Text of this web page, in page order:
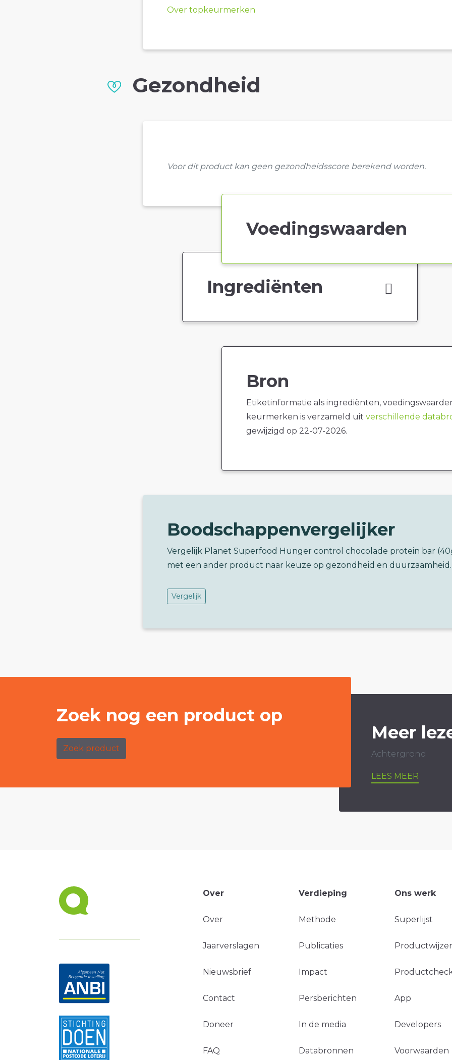
Over topkeurmerken
Gezondheid
Voor dit product kan geen gezondheidsscore berekend worden.
Voedingswaarden
Ingrediënten
Bron
Etiketinformatie als ingrediënten,
keurmerken is verzameld uit verschillende
gewijzigd op 22-07-2026.
Boodschappenvergelijker
Vergelijk Planet Superfood Hunger control chocolade protein bar
met een ander product naar keuze op gezondheid en duurzaamheid.
Vergelijk
Zoek nog een product op
Zoek product
Meer
Achtergrond
LEES MEER
Over
Over
Jaarverslagen
Nieuwsbrief
Contact
Doneer
FAQ
Verdieping
Methode
Publicaties
Impact
Persberichten
In de media
Databronnen
Ons werk
Superlijst
App
Developers
Voorwaarden